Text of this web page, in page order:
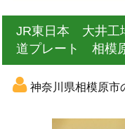
JR東日本 大井
道プレート 相模
神奈川県相模原市